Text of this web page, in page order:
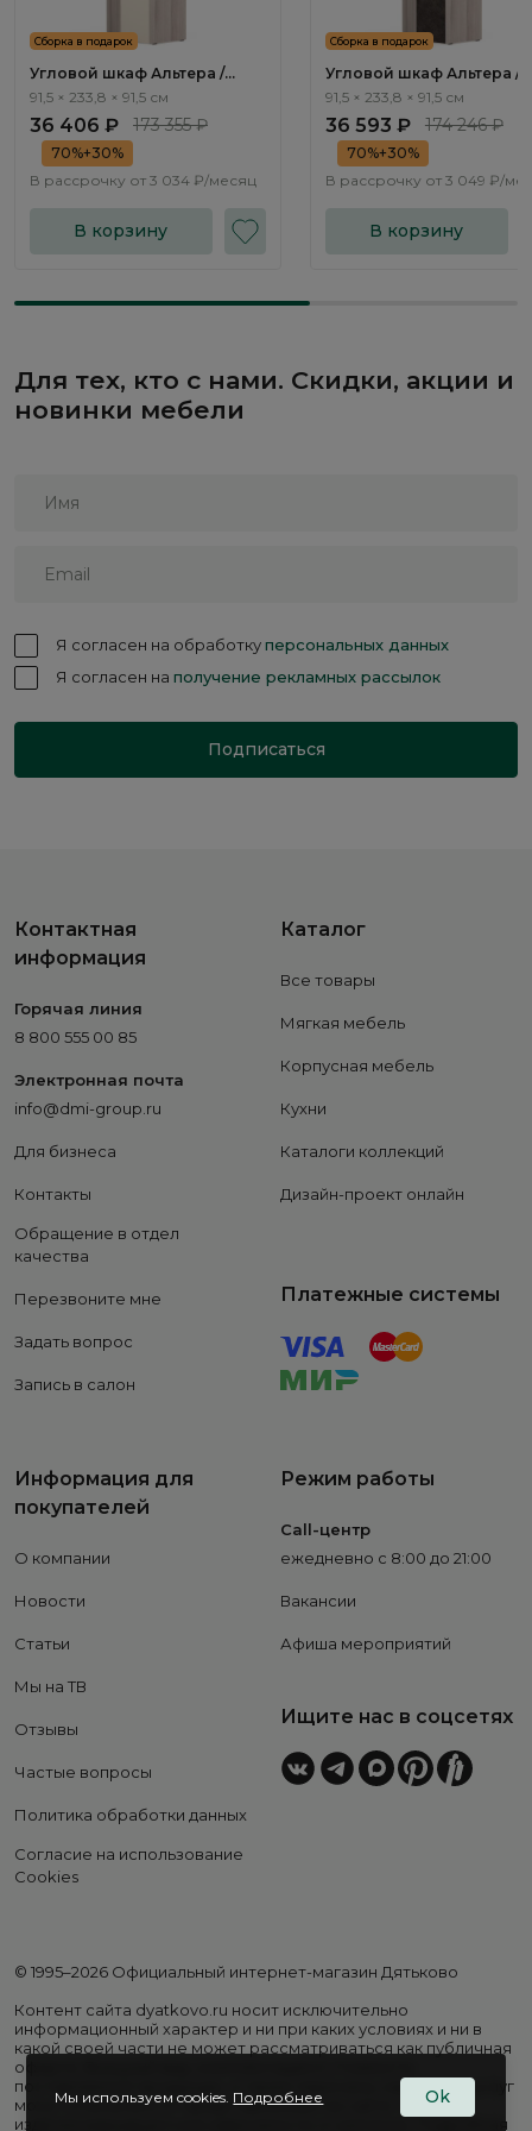
Сборка в подарок
Угловой шкаф Альтера /
Altera AL2276.2
91,5 × 233,8 × 91,5 см
36 406 ₽ 173 355 ₽
70%+30%
В рассрочку от 3 034 ₽/месяц
В корзину
Сборка в подарок
Угловой шкаф Альтера /
Altera AL2276.3
91,5 × 233,8 × 91,5 см
36 593 ₽ 174 246 ₽
70%+30%
В рассрочку от 3 049 ₽/
В корзину
Для тех, кто с нами. Скидки, акции и
новинки мебели
Я согласен на обработкуперсональных данных
Я согласен на получение рекламных рассылок
Подписаться
Контактная
информация
Горячая линия
8 800 555 00 85
Электронная почта
info@dmi-group.ru
Для бизнеса
Контакты
Обращение в отдел
качества
Перезвоните мне
Задать вопрос
Запись в салон
Каталог
Все товары
Мягкая мебель
Корпусная мебель
Кухни
Каталоги коллекций
Дизайн-проект онлайн
Платежные системы
Информация для
покупателей
О компании
Новости
Статьи
Мы на ТВ
Отзывы
Частые вопросы
Политика обработки данных
Согласие на использование
Cookies
Режим работы
Call-центр
ежедневно с 8:00 до 21:00
Вакансии
Афиша мероприятий
Ищите нас в соцсетях
© 1995–2026 Официальный интернет-магазин Дятьково
Контент сайта dyatkovo.ru носит исключительно
информационный характер и ни при каких условиях и ни в
какой своей части не может рассматриваться как публичная
оферта. Внешний вид, комплектация и стоимость
поставляемой продукции, а также перечень сервисных услуг
могут отличаться от представленных на сайте. Цены на
изделия варьируются в зависимости от региона. Подробная
Мы используем cookies. Подробнее Ok